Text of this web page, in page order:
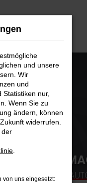
FOLGE DURCH
und unsere
Wir
und
nur,
Wenn Sie zu
ändern, können
widerrufen.
der
von uns eingesetzt: